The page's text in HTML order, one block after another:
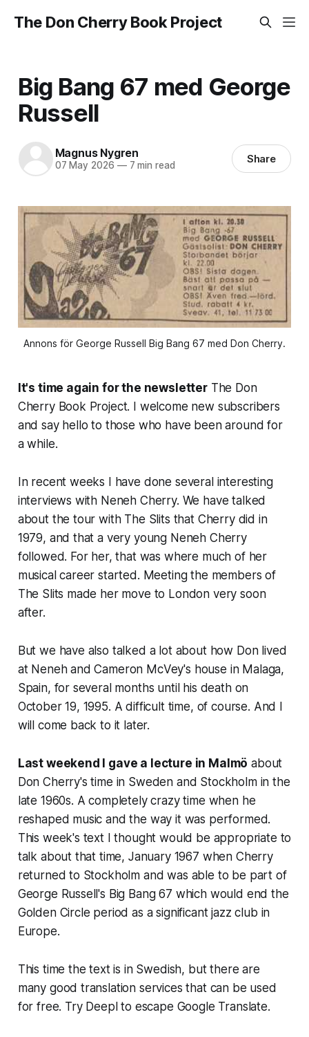
The Don Cherry Book Project
Big Bang 67 med George
Russell
Magnus Nygren
07 May 2026 —7 min read Share
Annons för George Russell Big Bang 67 med Don Cherry.
It's time again for the newsletterThe Don
Cherry Book Project. I welcome new subscribers
and say hello to those who have been around for
a while.
In recent weeks I have done several interesting
interviews with Neneh Cherry. We have talked
about the tour with The Slits that Cherry did in
1979, and that a very young Neneh Cherry
followed. For her, that was where much of her
musical career started. Meeting the members of
The Slits made her move to London very soon
after.
But we have also talked a lot about how Don lived
at Neneh and Cameron McVey's house in Malaga,
Spain, for several months until his death on
October 19, 1995. A difficult time, of course. And I
will come back to it later.
Last weekend I gave a lecture in Malmö about
Don Cherry's time in Sweden and Stockholm in the
late 1960s. A completely crazy time when he
reshaped music and the way it was performed.
This week's text I thought would be appropriate to
talk about that time, January 1967 when Cherry
returned to Stockholm and was able to be part of
George Russell's Big Bang 67 which would end the
Golden Circle period as a significant jazz club in
Europe.
This time the text is in Swedish, but there are
many good translation services that can be used
for free. Try Deepl to escape Google Translate.